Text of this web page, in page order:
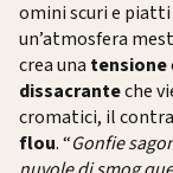
omini scuri e
un’atmosfera
crea una tensione
dissacranteche
cromatici, il
flou. “Gonfie